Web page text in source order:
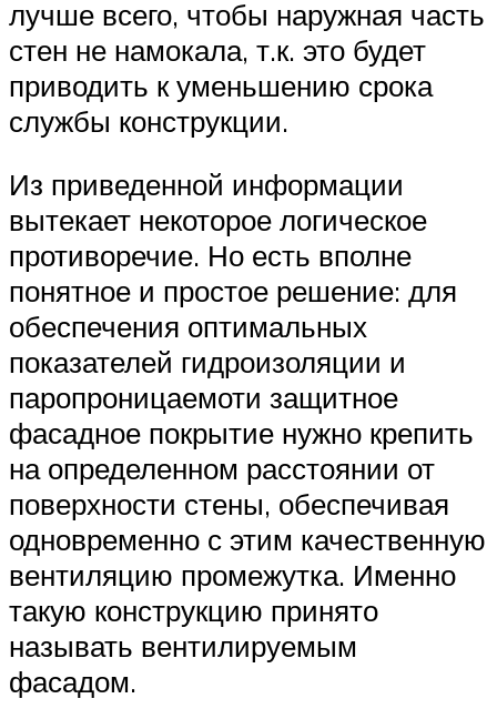
лучше всего, чтобы наружная часть
стен не намокала, т.к. это будет
приводить к уменьшению срока
службы конструкции.
Из приведенной информации
вытекает некоторое логическое
противоречие. Но есть вполне
понятное и простое решение: для
обеспечения оптимальных
показателей гидроизоляции и
паропроницаемоти защитное
фасадное покрытие нужно крепить
на определенном расстоянии от
поверхности стены, обеспечивая
одновременно с этим качественную
вентиляцию промежутка. Именно
такую конструкцию принято
называть вентилируемым
фасадом.